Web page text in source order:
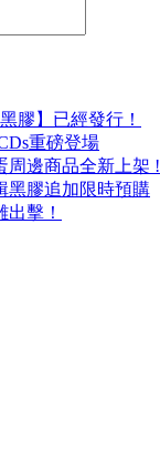
膠】已經發行！
重磅登場
周邊商品全新上架 !
黑膠追加限時預購
擊！